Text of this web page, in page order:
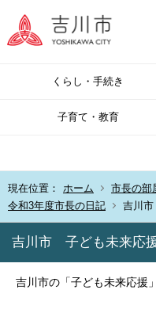
くらし・手続き
子育て・教育
現在位置： ホーム 市長の部
令和3年度市長の日記
吉川
吉川市 子ども未来応援
吉川市の「子ども未来応援